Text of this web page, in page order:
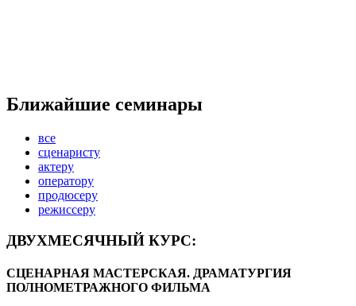
Ближайшие семинары
все
сценаристу
актеру
оператору
продюсеру
режиссеру
ДВУХМЕСЯЧНЫЙ КУРС:
СЦЕНАРНАЯ МАСТЕРСКАЯ. ДРАМАТУРГИЯ
ПОЛНОМЕТРАЖНОГО ФИЛЬМА